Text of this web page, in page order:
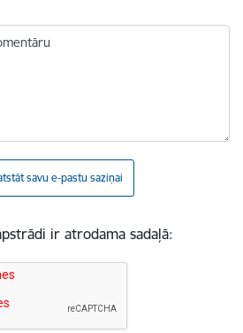
savu e-pastu saziņai
ir atrodama sadaļā: